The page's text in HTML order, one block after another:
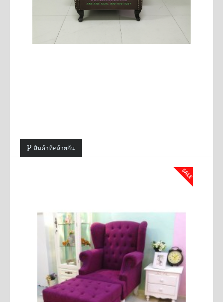
สินค้าที่คล้ายกัน
SALE